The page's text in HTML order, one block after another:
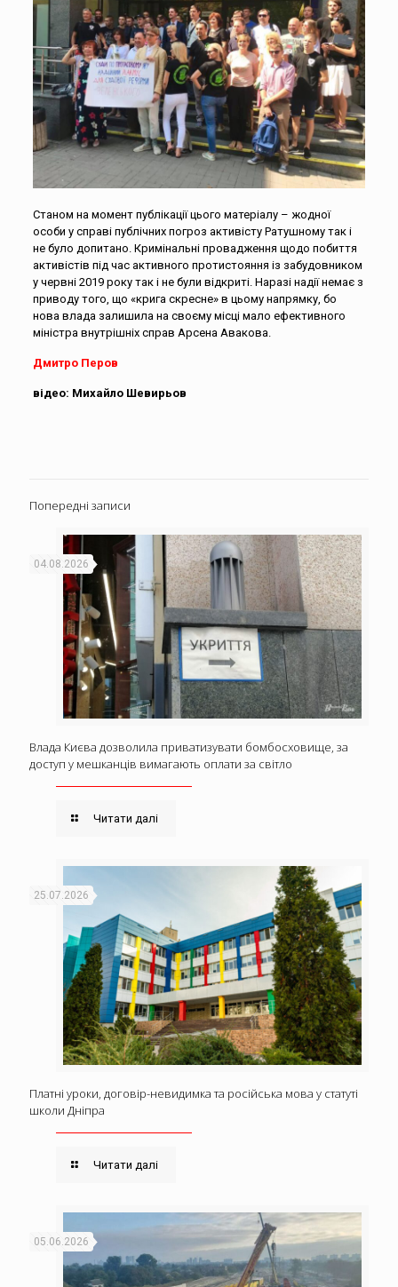
Станом на момент публікації цього матеріалу – жодної
особи у справі публічних погроз активісту Ратушному так і
не було допитано. Кримінальні провадження щодо побиття
активістів під час активного протистояння із забудовником
у червні 2019 року так і не були відкриті. Наразі надії немає з
приводу того, що «крига скресне» в цьому напрямку, бо
нова влада залишила на своєму місці мало ефективного
міністра внутрішніх справ Арсена Авакова.
Дмитро Перов
відео: Михайло Шевирьов
Попередні записи
04.08.2026
Влада Києва дозволила приватизувати бомбосховище, за
доступ у мешканців вимагають оплати за світло
Читати далі
25.07.2026
Платні уроки, договір-невидимка та російська мова у статуті
школи Дніпра
Читати далі
05.06.2026